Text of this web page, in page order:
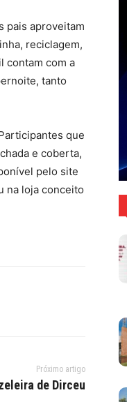
pais aproveitam
reciclagem,
contam com a
tanto
que
e coberta,
pelo site
na loja conceito
Próximo artigo
de Dirceu